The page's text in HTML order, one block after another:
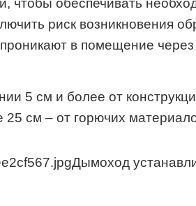
чтобы обеспечивать
риск возникновения
проникают в помещение
5 см и более от
см – от горючих
Дымоход